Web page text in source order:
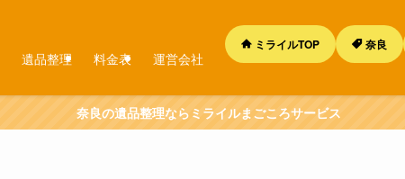
遺品整理 料金表 運営会社
ミライルTOP 奈良
奈良の遺品整理ならミライルまごころサービス